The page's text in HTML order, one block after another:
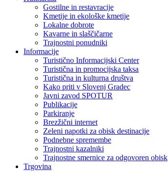
Gostilne in restavracije
Kmetije in ekološke kmetije
Lokalne dobrote
Kavarne in slaščičarne
Trajnostni ponudniki
Informacije
Turistično Informacijski Center
Turistična in promocijska taksa
Turistična in kulturna društva
Kako priti v Slovenj Gradec
Javni zavod SPOTUR
Publikacije
Parkiranje
Brezžični internet
Zeleni napotki za obisk destinacije
Podnebne spremembe
Trajnostni kazalniki
Trajnostne smernice za odgovoren obisk
Trgovina